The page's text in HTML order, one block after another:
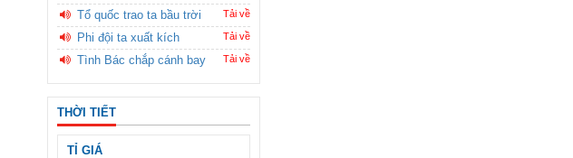
Tổ quốc trao ta bầu trời Tải về
Phi đội ta xuất kích Tải về
Tình Bác chắp cánh bay Tải về
THỜI TIẾT
TỈ GIÁ